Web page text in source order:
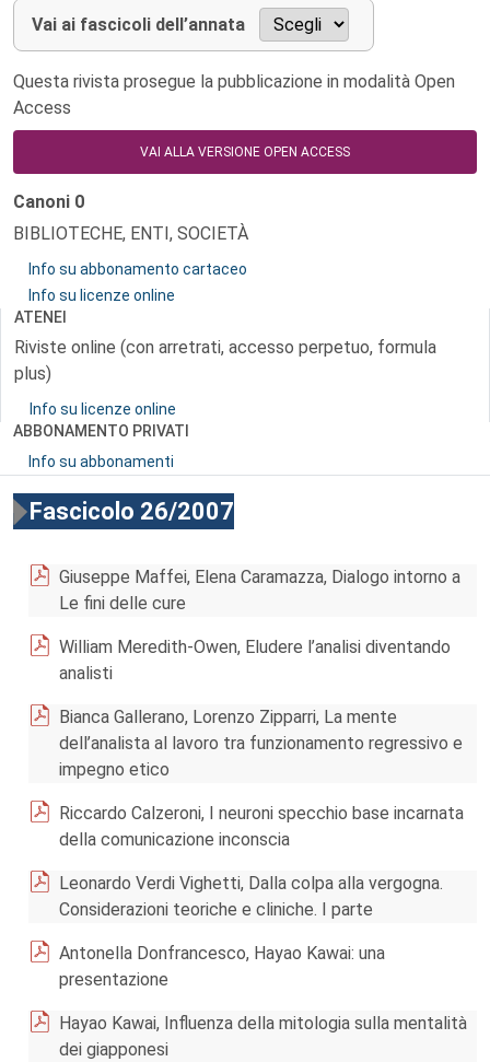
Vai ai fascicoli dell’annata
Questa rivista prosegue la pubblicazione in modalità Open
Access
VAI ALLA VERSIONE OPEN ACCESS
Canoni 0
BIBLIOTECHE, ENTI, SOCIETÀ
Info su abbonamento cartaceo
Info su licenze online
ATENEI
Riviste online (con arretrati, accesso perpetuo, formula
plus)
Info su licenze online
ABBONAMENTO PRIVATI
Info su abbonamenti
Fascicolo 26/2007
Giuseppe Maffei, Elena Caramazza, Dialogo intorno a
Le fini delle cure
William Meredith-Owen, Eludere l’analisi diventando
analisti
Bianca Gallerano, Lorenzo Zipparri, La mente
dell’analista al lavoro tra funzionamento regressivo e
impegno etico
Riccardo Calzeroni, I neuroni specchio base incarnata
della comunicazione inconscia
Leonardo Verdi Vighetti, Dalla colpa alla vergogna.
Considerazioni teoriche e cliniche. I parte
Antonella Donfrancesco, Hayao Kawai: una
presentazione
Hayao Kawai, Influenza della mitologia sulla mentalità
dei giapponesi